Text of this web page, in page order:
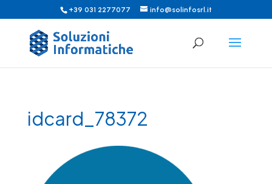
+39 031 2277077 info@solinfosrl.it
idcard_78372